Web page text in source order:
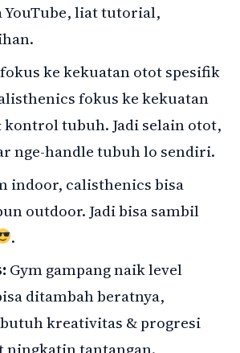
YouTube, liat tutorial,
ke kekuatan otot spesifik
fokus ke kekuatan
tubuh. Jadi selain otot,
nge-handle tubuh lo sendiri.
indoor, calisthenics bisa
outdoor. Jadi bisa sambil
.
Gym gampang naik level
ditambah beratnya,
kreativitas & progresi